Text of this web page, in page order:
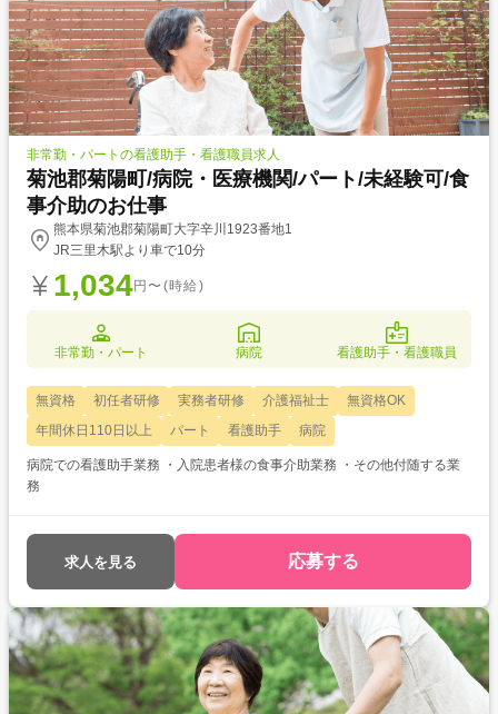
非常勤・パートの看護助手・看護職員求人
菊池郡菊陽町/病院・医療機関/パート/未経験可/食
事介助のお仕事
熊本県菊池郡菊陽町大字辛川1923番地1
JR三里木駅より車で10分
1,034円〜(時給)
非常勤・パート 病院 看護助手・看護職員
無資格 初任者研修 実務者研修 介護福祉士
無資格OK
年間休日110日以上
パート 看護助手 病院
病院での看護助手業務 ・入院患者様の食事介助業務 ・その他付随する業
務
求人を見る 応募する